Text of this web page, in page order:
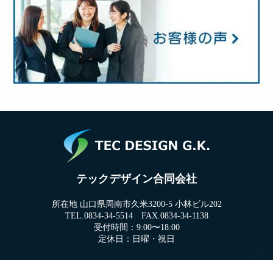
テックデザイン合同会社
所在地 山口県周南市久米3200-5 小林ビル202
TEL.0834-34-5514 FAX.0834-34-1138
受付時間：9:00〜18:00
定休日：日曜・祝日